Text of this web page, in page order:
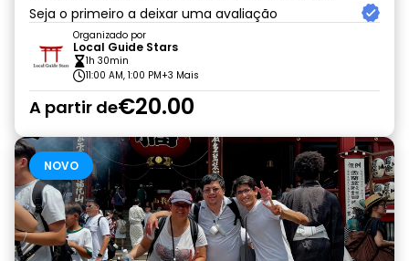
Seja o primeiro a deixar uma avaliação
Organizado por
Local Guide Stars
1h 30min
11:00 AM, 1:00 PM+3 Mais
A partir de€20.00
NOVO